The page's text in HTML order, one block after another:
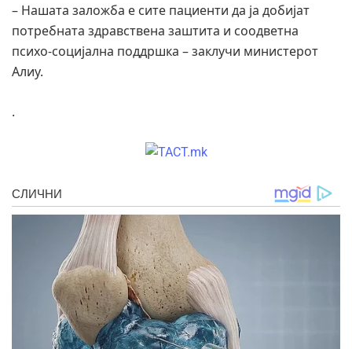
– Нашата заложба е сите пациенти да ја добијат
потребната здравствена заштита и соодветна
психо-социјална поддршка – заклучи министерот
Алиу.
.